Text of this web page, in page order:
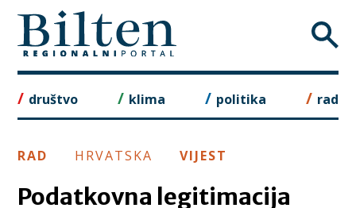
to
content
društvo klima politika rad
RAD HRVATSKA VIJEST
Podatkovna legitimacija